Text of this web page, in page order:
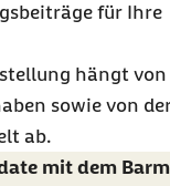
für Ihre
hängt
sowie von
ab.
mit dem